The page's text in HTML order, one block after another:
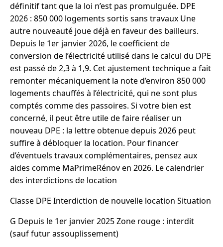
définitif tant que la loi n’est pas promulguée. DPE
2026 : 850 000 logements sortis sans travaux Une
autre nouveauté joue déjà en faveur des bailleurs.
Depuis le 1er janvier 2026, le coefficient de
conversion de l’électricité utilisé dans le calcul du DPE
est passé de 2,3 à 1,9. Cet ajustement technique a fait
remonter mécaniquement la note d’environ 850 000
logements chauffés à l’électricité, qui ne sont plus
comptés comme des passoires. Si votre bien est
concerné, il peut être utile de faire réaliser un
nouveau DPE : la lettre obtenue depuis 2026 peut
suffire à débloquer la location. Pour financer
d’éventuels travaux complémentaires, pensez aux
aides comme MaPrimeRénov en 2026. Le calendrier
des interdictions de location
Classe DPE Interdiction de nouvelle location Situation
G Depuis le 1er janvier 2025 Zone rouge : interdit
(sauf futur assouplissement)